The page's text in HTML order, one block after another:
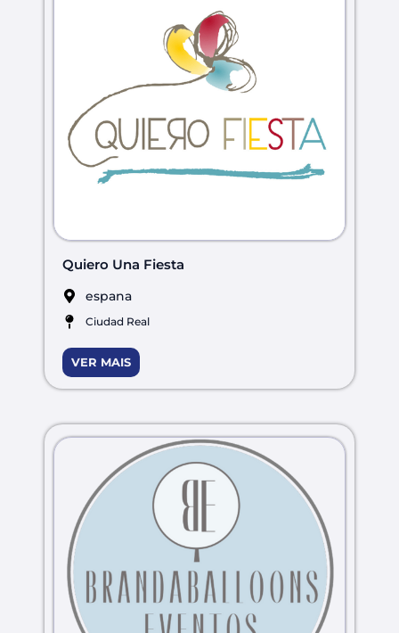
Quiero Una Fiesta
espana
Ciudad Real
VER MAIS